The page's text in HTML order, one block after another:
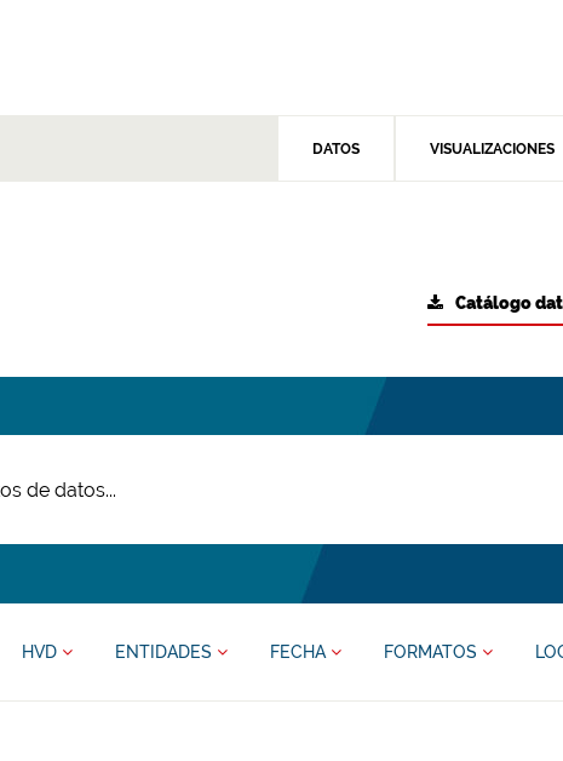
DATOS VISUALIZACIONES
Catálogo
HVD ENTIDADES FECHA FORMATOS